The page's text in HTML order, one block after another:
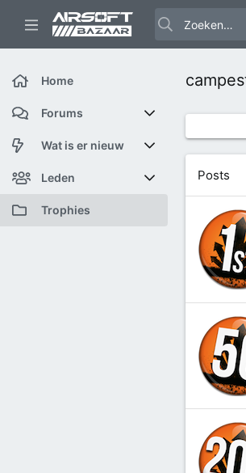
Home
Forums
Nieuwe berichten
Zoek forums
Wat is er nieuw
Featured content
Nieuwe berichten
Leden
Huidige bezoekers
Trophies
Posts